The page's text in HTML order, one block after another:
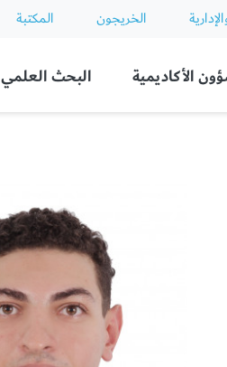
الخريجون المكتبة
الأكاديمية البحث العلمي